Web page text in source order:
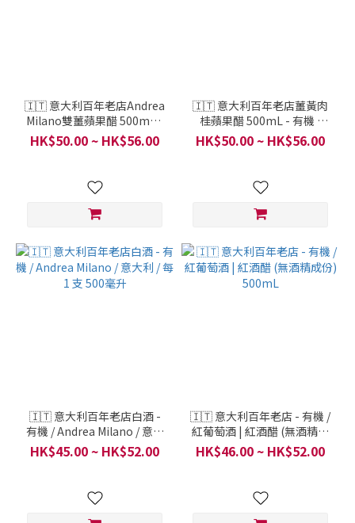
🇮🇹 意大利百年老店Andrea
Milano雙薑蘋果醋 500mL -
有機 / Andrea Milano / 意大
利 / 每 1 支 500毫升
HK$50.00 ~ HK$56.00
🇮🇹 意大利百年老店薑黃肉
桂蘋果醋 500mL - 有機 /
Andrea Milano / 意大利 / 每
1 支 500毫升
HK$50.00 ~ HK$56.00
🇮🇹 意大利百年老店白酒 -
有機 / Andrea Milano / 意大
利 / 每 1 支 500毫升
HK$45.00 ~ HK$52.00
🇮🇹 意大利百年老店 - 有機 /
紅葡萄酒 | 紅酒醋 (無酒精成
份) 500mL
HK$46.00 ~ HK$52.00